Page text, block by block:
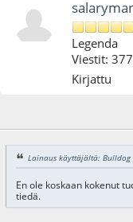
Legenda
Viestit:
Kirjattu
Lainaus käyttäjältä:
En ole koskaan kokenut
tiedä.